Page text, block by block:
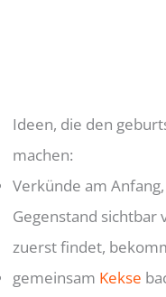
Ideen, die den
machen:
Verkünde am
Gegenstand sichtbar
zuerst findet,
gemeinsam Kekse